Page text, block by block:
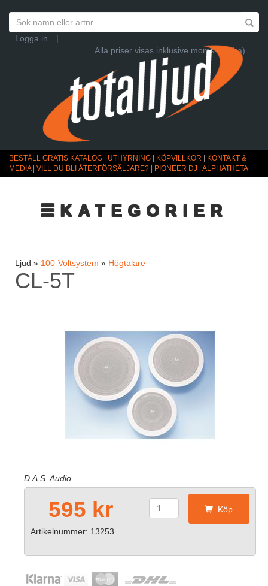
Logga in
|
Alla priser visas inklusive moms (Ändra)
BESTÄLL GRATIS KATALOG UTHYRNING KÖPVILLKOR
KONTAKT &
MEDIA| VILL DU BLI ÅTERFÖRSÄLJARE? PIONEER DJ | ALPHATHETA
☰KATEGORIER
Ljud » 100-Voltsystem » Högtalare
CL-5T
D.A.S. Audio
595 kr Köp
Artikelnummer: 13253